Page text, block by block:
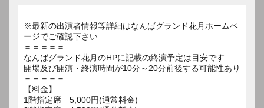
※最新の出演者情報等詳細はなんばグランド花月ホームペ
ージでご確認下さい
＝＝＝＝＝
なんばグランド花月のHPに記載の終演予定は目安です
開場及び開演・終演時間が10分～20分前後する可能性あり
＝＝＝＝＝
【料金】
1階指定席 5,000円(通常料金)